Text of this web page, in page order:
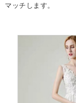
マッチします。